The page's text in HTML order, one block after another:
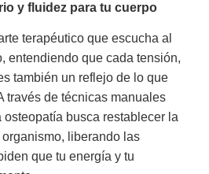
y fluidez para tu cuerpo
terapéutico que escucha al
entendiendo que cada tensión,
también un reflejo de lo que
través de técnicas manuales
osteopatía busca restablecer la
liberando las
que tu energía y tu